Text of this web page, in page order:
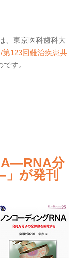
、東京医科歯科大
第123回難治疾患共
す。
分
が発刊